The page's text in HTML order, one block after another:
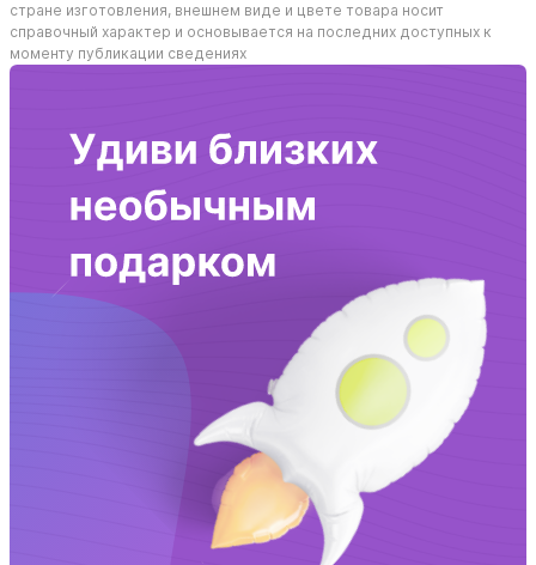
стране изготовления, внешнем виде и цвете товара носит
справочный характер и основывается на последних доступных к
моменту публикации сведениях